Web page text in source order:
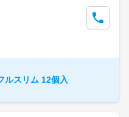
ルスリム 12個入